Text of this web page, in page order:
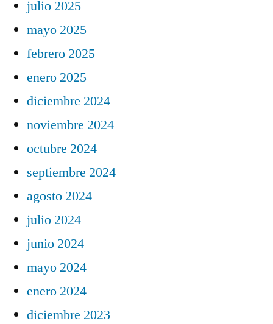
julio 2025
mayo 2025
febrero 2025
enero 2025
diciembre 2024
noviembre 2024
octubre 2024
septiembre 2024
agosto 2024
julio 2024
junio 2024
mayo 2024
enero 2024
diciembre 2023